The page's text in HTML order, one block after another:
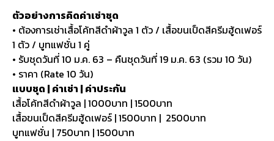
ตัวอย่างการคิดค่าเช่าชุด
• ต้องการเช่าเสื้อโค้ทสีดำผ้าวูล 1 ตัว / เสื้อขนเป็ดสีครีมฮู้ดเฟอร์
1 ตัว / บูทแฟชั่น 1 คู่
• รับชุดวันที่ 10 ม.ค. 63 – คืนชุดวันที่ 19 ม.ค. 63 (รวม 10 วัน)
• ราคา (Rate 10 วัน)
แบบชุด | ค่าเช่า | ค่าประกัน
เสื้อโค้ทสีดำผ้าวูล | 1000บาท | 1500บาท
เสื้อขนเป็ดสีครีมฮู้ดเฟอร์ | 1500บาท | 2500บาท
บูทแฟชั่น | 750บาท | 1500บาท